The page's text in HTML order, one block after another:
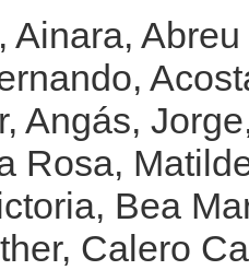
Ainara,
,
, Angás, Jorge
Rosa,
, Bea
, Calero